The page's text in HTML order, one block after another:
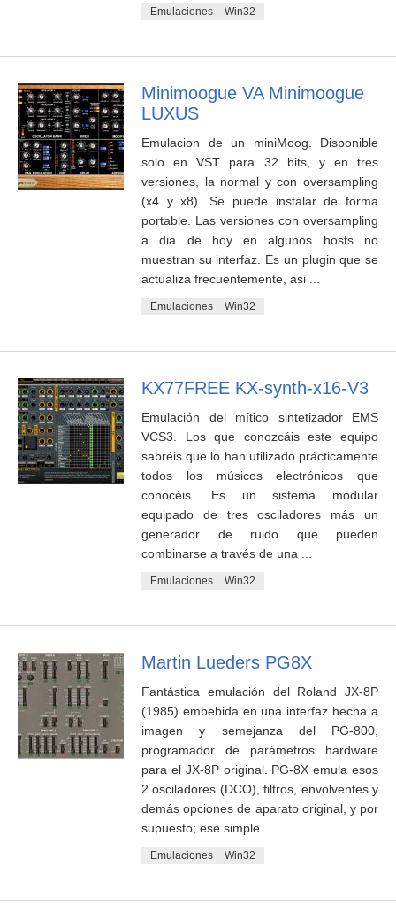
Emulaciones Win32
Minimoogue VA Minimoogue
LUXUS
Emulacion de un miniMoog. Disponible
solo en VST para 32 bits, y en tres
versiones, la normal y con oversampling
(x4 y x8). Se puede instalar de forma
portable. Las versiones con oversampling
a dia de hoy en algunos hosts no
muestran su interfaz. Es un plugin que se
actualiza frecuentemente, asi ...
Emulaciones Win32
KX77FREE KX-synth-x16-V3
Emulación del mítico sintetizador EMS
VCS3. Los que conozcáis este equipo
sabréis que lo han utilizado prácticamente
todos los músicos electrónicos que
conocéis. Es un sistema modular
equipado de tres osciladores más un
generador de ruido que pueden
combinarse a través de una ...
Emulaciones Win32
Martin Lueders PG8X
Fantástica emulación del Roland JX-8P
(1985) embebida en una interfaz hecha a
imagen y semejanza del PG-800,
programador de parámetros hardware
para el JX-8P original. PG-8X emula esos
2 osciladores (DCO), filtros, envolventes y
demás opciones de aparato original, y por
supuesto; ese simple ...
Emulaciones Win32